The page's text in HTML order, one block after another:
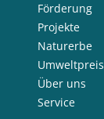
Förderung
Projekte
Naturerbe
Umweltpreis
Über uns
Service